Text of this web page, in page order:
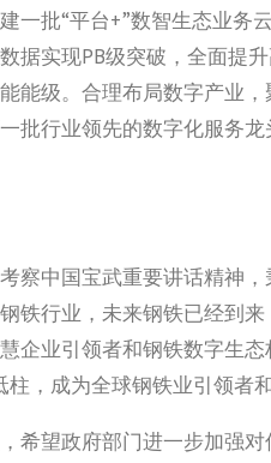
一批“平台+”数智生态业务
据实现PB级突破，全面提
能级。合理布局数字产业
批行业领先的数字化服务
察中国宝武重要讲话精神
铁行业，未来钢铁已经到
企业引领者和钢铁数字生
，成为全球钢铁业引领者
希望政府部门进一步加强